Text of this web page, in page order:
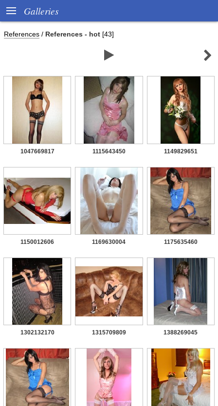
 Galleries
References / References - hot [43]
 
1047669817 1115643450 1149829651
1150012606 1169630004 1175635460
1302132170 1315709809 1388269045